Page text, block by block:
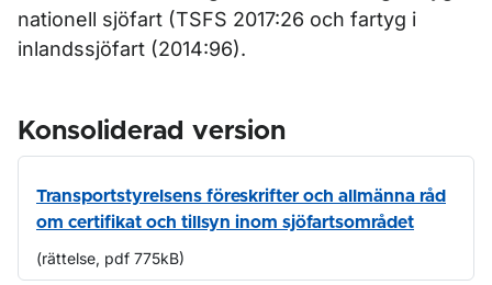
nationell sjöfart (TSFS 2017:26 och fartyg i
inlandssjöfart (2014:96).
Konsoliderad version
Transportstyrelsens föreskrifter och allmänna råd
om certifikat och tillsyn inom sjöfartsområdet
(rättelse, pdf 775kB)